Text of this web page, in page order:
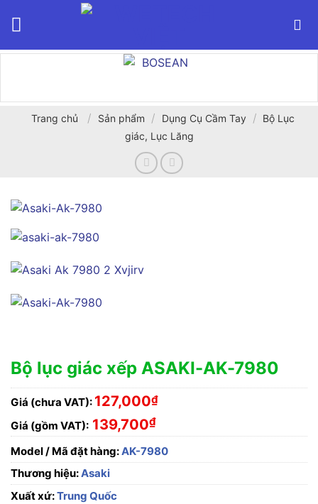
Trang chủ / Sản phẩm / Dụng Cụ Cầm Tay / Bộ Lục
giác, Lục Lăng
Bộ lục giác xếp ASAKI-AK-7980
Giá (chưa VAT): 127,000₫
Giá (gồm VAT): 139,700₫
Model / Mã đặt hàng:AK-7980
Thương hiệu:Asaki
Xuất xứ:Trung Quốc